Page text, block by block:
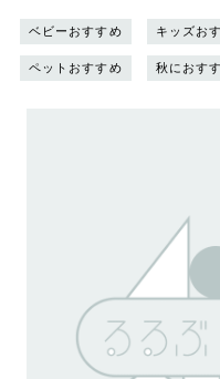
ベビーおすすめ キッズお
ペットおすすめ 秋におす